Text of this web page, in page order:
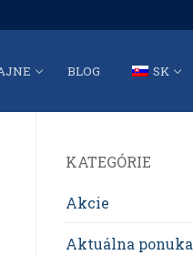
BLOG SK
KATEGÓRIE
Akcie
Aktuálna ponuka